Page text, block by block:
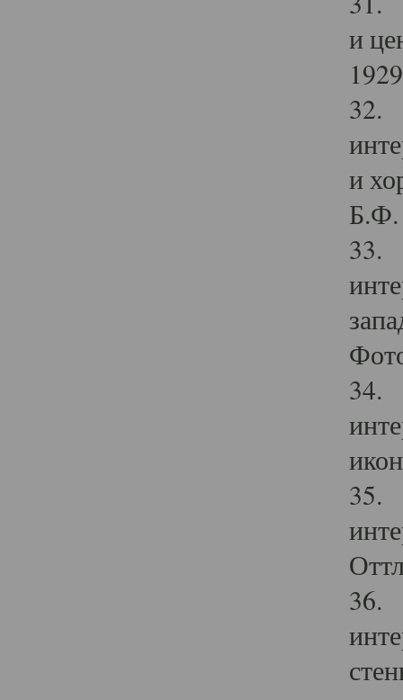
и
32.
и
Б.Ф.
33.
34.
35.
36.